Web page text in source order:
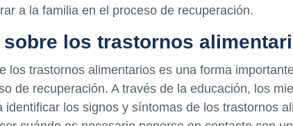
a la familia en el proceso de recuperación.
los trastornos
los trastornos alimentarios es una forma
de recuperación. A través de la educación, los
identificar los signos y síntomas de los trastornos